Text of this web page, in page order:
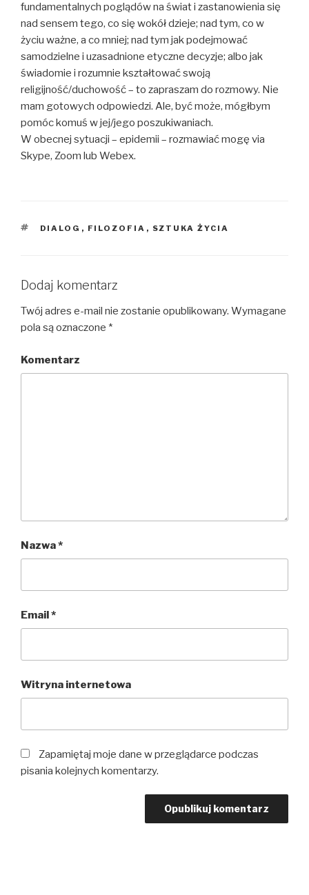
fundamentalnych poglądów na świat i zastanowienia się
nad sensem tego, co się wokół dzieje; nad tym, co w
życiu ważne, a co mniej; nad tym jak podejmować
samodzielne i uzasadnione etyczne decyzje; albo jak
świadomie i rozumnie kształtować swoją
religijność/duchowość – to zapraszam do rozmowy. Nie
mam gotowych odpowiedzi. Ale, być może, mógłbym
pomóc komuś w jej/jego poszukiwaniach.
W obecnej sytuacji – epidemii – rozmawiać mogę via
Skype, Zoom lub Webex.
TAGI
DIALOG , FILOZOFIA , SZTUKA ŻYCIA
Dodaj komentarz
Twój adres e-mail nie zostanie opublikowany. Wymagane
pola są oznaczone *
Komentarz
Nazwa*
Email*
Witryna internetowa
Zapamiętaj moje dane w przeglądarce podczas
pisania kolejnych komentarzy.